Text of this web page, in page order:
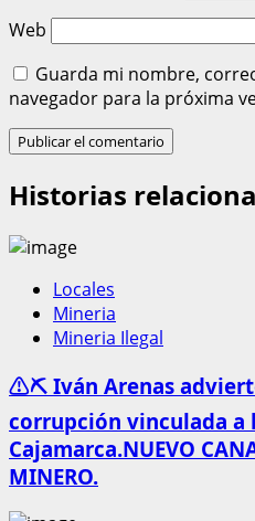
Web
Guarda mi nombre,
navegador para la próxima
Historias
Locales
Mineria
Mineria Ilegal
⚠️⛏️ Iván Arenas
corrupción vinculada a
Cajamarca.NUEVO
MINERO.